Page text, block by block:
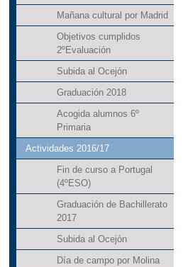
Mañana cultural por Madrid
Objetivos cumplidos
2ºEvaluación
Subida al Ocejón
Graduación 2018
Acogida alumnos 6º
Primaria
Actividades 2016/17
Fin de curso a Portugal
(4ºESO)
Graduación de Bachillerato
2017
Subida al Ocejón
Día de campo por Molina